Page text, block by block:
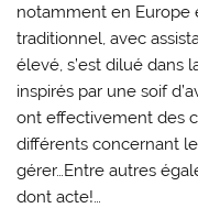
notamment en Europe
traditionnel, avec
élevé, s’est dilué dans
inspirés par une soif
ont effectivement des
différents concernant
gérer…Entre autres
dont acte!…